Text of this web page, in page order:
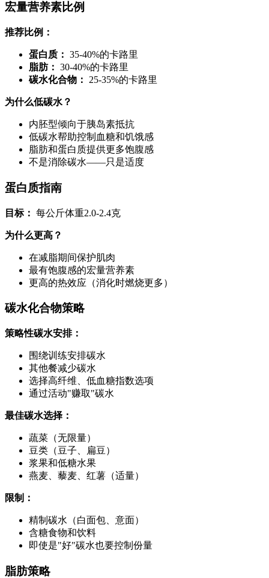
宏量营养素比例
推荐比例：
蛋白质： 35-40%的卡路里
脂肪： 30-40%的卡路里
碳水化合物：
25-35%的卡路里
为什么低碳水？
内胚型倾向于胰岛素抵抗
低碳水帮助控制血糖和饥饿感
脂肪和蛋白质提供更多饱腹感
不是消除碳水——只是适度
蛋白质指南
目标： 每公斤体重2.0-2.4克
为什么更高？
在减脂期间保护肌肉
最有饱腹感的宏量营养素
更高的热效应（消化时燃烧更多）
碳水化合物策略
策略性碳水安排：
围绕训练安排碳水
其他餐减少碳水
选择高纤维、低血糖指数选项
通过活动"赚取"碳水
最佳碳水选择：
蔬菜（无限量）
豆类（豆子、扁豆）
浆果和低糖水果
燕麦、藜麦、红薯（适量）
限制：
精制碳水（白面包、意面）
含糖食物和饮料
即使是"好"碳水也要控制份量
脂肪策略